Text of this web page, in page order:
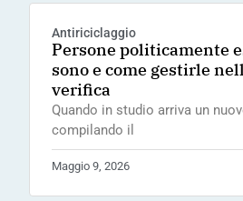
Antiriciclaggio
Persone politicamente
sono e come gestirle
verifica
Quando in studio arriva un
compilando il
Maggio 9, 2026